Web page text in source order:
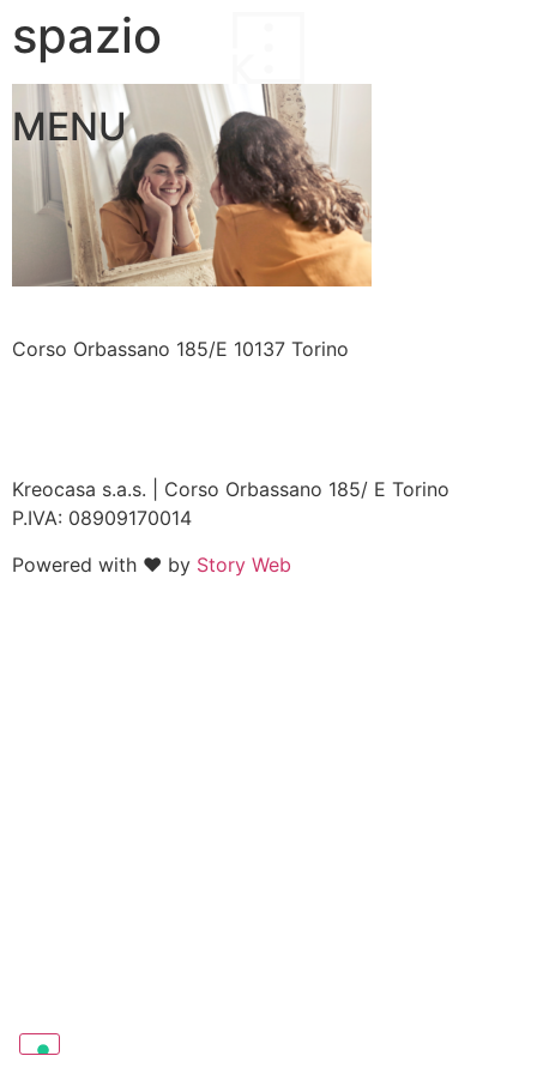
MENU
spazio
Corso Orbassano 185/E 10137 Torino
Kreocasa s.a.s. | Corso Orbassano 185/ E Torino
P.IVA: 08909170014
Powered with ♥ by Story Web